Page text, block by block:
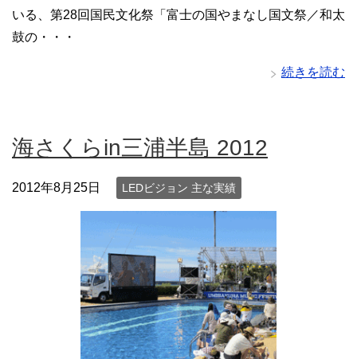
いる、第28回国民文化祭「富士の国やまなし国文祭／和太
鼓の・・・
続きを読む
海さくらin三浦半島 2012
2012年8月25日 LEDビジョン 主な実績